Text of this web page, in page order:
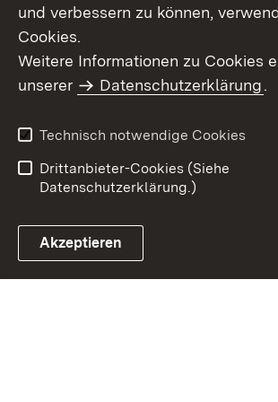
Benutzungshinweise
Erklärung
und verbessern zu können,
Cookies.
Weitere Informationen zu Cookies
unserer
Datenschutzerklärung.
Technisch notwendige Cookies
Drittanbieter-Cookies (Siehe
Datenschutzerklärung.)
Akzeptieren